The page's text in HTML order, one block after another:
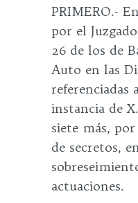
PRIMERO.-
por el
26 de los de
Auto en las
referenciadas
instancia de
siete más,
de secretos,
actuaciones.